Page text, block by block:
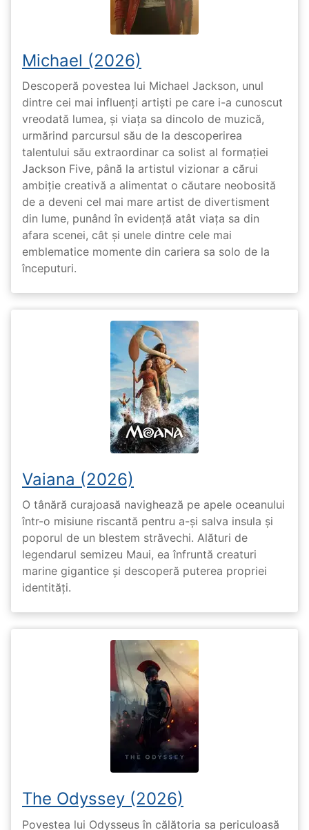
Michael (2026)
Descoperă povestea lui Michael Jackson, unul
dintre cei mai influenți artiști pe care i-a cunoscut
vreodată lumea, și viața sa dincolo de muzică,
urmărind parcursul său de la descoperirea
talentului său extraordinar ca solist al formației
Jackson Five, până la artistul vizionar a cărui
ambiție creativă a alimentat o căutare neobosită
de a deveni cel mai mare artist de divertisment
din lume, punând în evidență atât viața sa din
afara scenei, cât și unele dintre cele mai
emblematice momente din cariera sa solo de la
începuturi.
Vaiana (2026)
O tânără curajoasă navighează pe apele oceanului
într-o misiune riscantă pentru a-și salva insula și
poporul de un blestem străvechi. Alături de
legendarul semizeu Maui, ea înfruntă creaturi
marine gigantice și descoperă puterea propriei
identități.
The Odyssey (2026)
Povestea lui Odysseus în călătoria sa periculoasă